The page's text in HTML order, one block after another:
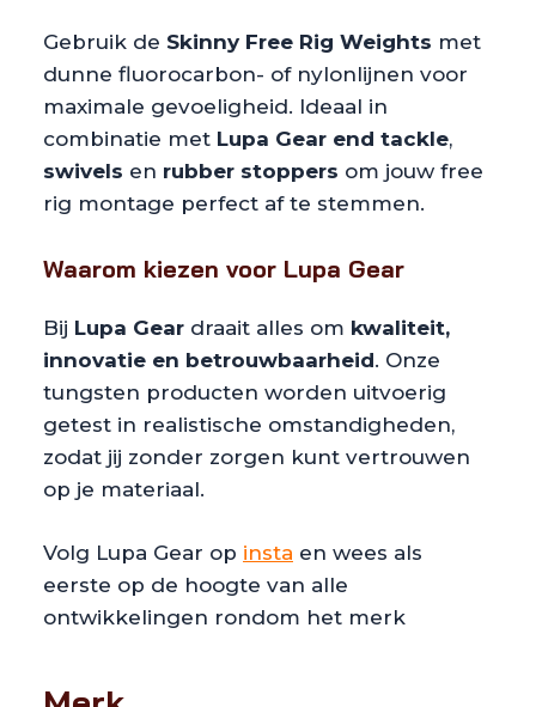
Gebruik de Skinny Free Rig Weights met
dunne fluorocarbon- of nylonlijnen voor
maximale gevoeligheid. Ideaal in
combinatie met Lupa Gear end tackle,
swivels en rubber stoppers om jouw free
rig montage perfect af te stemmen.
Waarom kiezen voor Lupa Gear
Bij Lupa Gear draait alles om kwaliteit,
innovatie en betrouwbaarheid. Onze
tungsten producten worden uitvoerig
getest in realistische omstandigheden,
zodat jij zonder zorgen kunt vertrouwen
op je materiaal.
Volg Lupa Gear op insta en wees als
eerste op de hoogte van alle
ontwikkelingen rondom het merk